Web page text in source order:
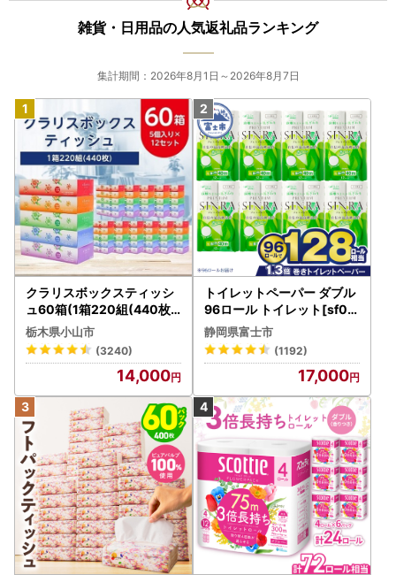
雑貨・日用品の人気返礼品ランキング
集計期間：2026年8月1日～2026年8月7日
クラリスボックスティッシ
ュ60箱(1箱220組(440枚))
(5個入り×12セット)【配送
不可地域：離島・沖縄県】
【1256759】
栃木県小山市
(3240)
14,000
トイレットペーパー ダブル
96ロール トイレット[sf00
1-012]
静岡県富士市
(1192)
17,000